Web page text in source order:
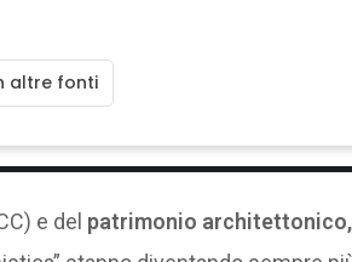
altre fonti
e del patrimonio architettonico,